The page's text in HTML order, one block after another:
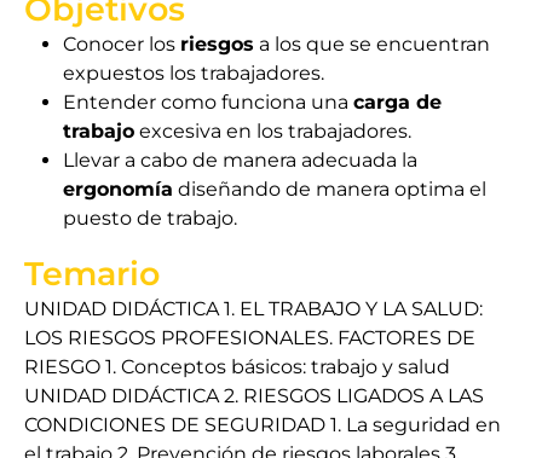
Objetivos
Conocer los riesgos a los que se encuentran
expuestos los trabajadores.
Entender como funciona una carga de
trabajo excesiva en los trabajadores.
Llevar a cabo de manera adecuada la
ergonomía diseñando de manera optima el
puesto de trabajo.
Temario
UNIDAD DIDÁCTICA 1. EL TRABAJO Y LA SALUD:
LOS RIESGOS PROFESIONALES. FACTORES DE
RIESGO 1. Conceptos básicos: trabajo y salud
UNIDAD DIDÁCTICA 2. RIESGOS LIGADOS A LAS
CONDICIONES DE SEGURIDAD 1. La seguridad en